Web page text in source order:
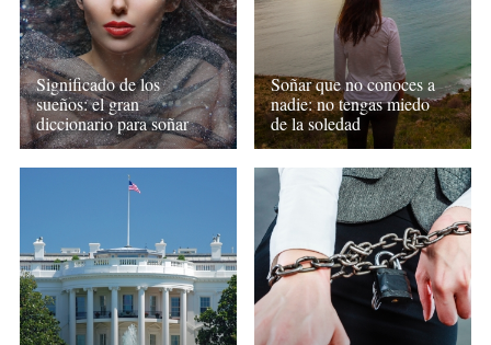
Significado de los
sueños: el gran
diccionario para soñar
Soñar que no conoces a
nadie: no tengas miedo
de la soledad